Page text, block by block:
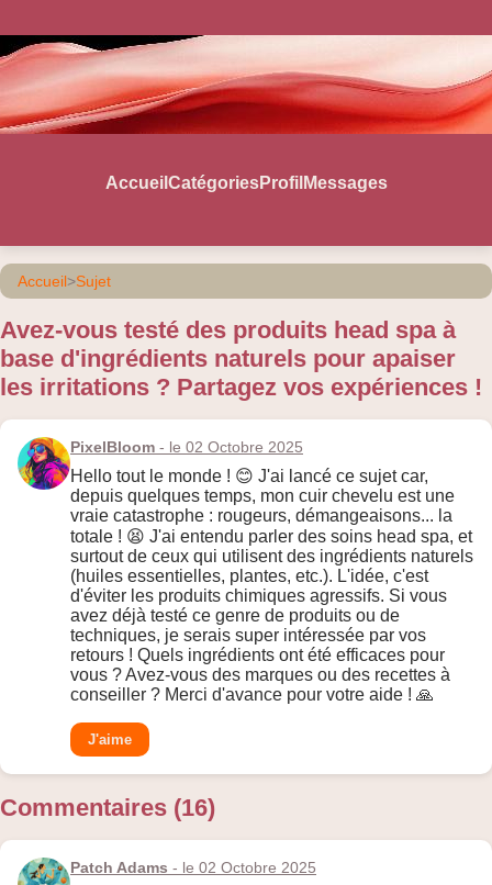
Accueil CatégoriesProfil Messages
Accueil>Sujet
Avez-vous testé des produits head spa à
base d'ingrédients naturels pour apaiser
les irritations ? Partagez vos expériences !
PixelBloom - le 02 Octobre 2025
Hello tout le monde ! 😊 J'ai lancé ce sujet car,
depuis quelques temps, mon cuir chevelu est une
vraie catastrophe : rougeurs, démangeaisons... la
totale ! 😫 J'ai entendu parler des soins head spa, et
surtout de ceux qui utilisent des ingrédients naturels
(huiles essentielles, plantes, etc.). L'idée, c'est
d'éviter les produits chimiques agressifs. Si vous
avez déjà testé ce genre de produits ou de
techniques, je serais super intéressée par vos
retours ! Quels ingrédients ont été efficaces pour
vous ? Avez-vous des marques ou des recettes à
conseiller ? Merci d'avance pour votre aide ! 🙏
J'aime
Commentaires (16)
Patch Adams - le 02 Octobre 2025